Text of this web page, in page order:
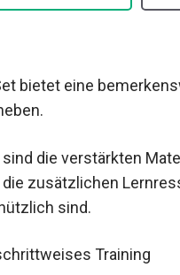
bietet eine
die verstärkten
zusätzlichen
sind.
Training